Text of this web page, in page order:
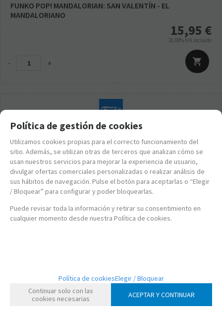
FUNKO POP! MANDALORIAN: SAN VALENTÍN - EL
MANDALORIANO
15,95 €
21.00% IVA incluido
- +
FUNKO POP! STAR WARS: SAN VALENTÍN – OBI-WAN KENOBI
15,95€
Política de gestión de cookies
Utilizamos cookies propias para el correcto funcionamiento del
sitio. Además, se utilizan otras de terceros que analizan cómo se
usan nuestros servicios para mejorar la experiencia de usuario,
divulgar ofertas comerciales personalizadas o realizar análisis de
sus hábitos de navegación. Pulse el botón para aceptarlas o “Elegir
/ Bloquear” para configurar y poder bloquearlas.
Puede revisar toda la información y retirar su consentimiento en
cualquier momento desde nuestra Política de cookies.
Política de cookiesElegir / Bloquear
Continuar solo con las
cookies necesarias
ACEPTAR Y CONTINUAR